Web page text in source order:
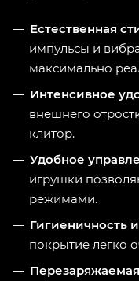
Естественная
импульсы и
максимально
Интенсивное
внешнего
клитор.
Удобное
игрушки
режимами.
Гигиеничность
покрытие легко
Перезаряжаемая